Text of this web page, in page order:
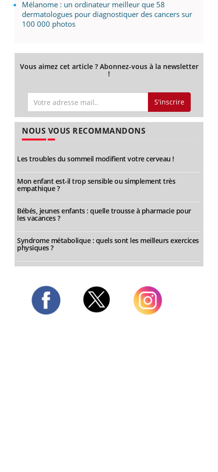
Mélanome : un ordinateur meilleur que 58
dermatologues pour diagnostiquer des cancers sur
100 000 photos
Vous aimez cet article ? Abonnez-vous à la newsletter
!
S'inscrire
NOUS VOUS RECOMMANDONS
Les troubles du sommeil modifient votre cerveau !
Mon enfant est-il trop sensible ou simplement très
empathique ?
Bébés, jeunes enfants : quelle trousse à pharmacie pour
les vacances ?
Syndrome métabolique : quels sont les meilleurs exercices
physiques ?